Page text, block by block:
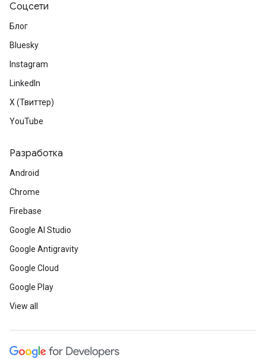
Соцсети
Блог
Bluesky
Instagram
LinkedIn
X (Твиттер)
YouTube
Разработка
Android
Chrome
Firebase
Google AI Studio
Google Antigravity
Google Cloud
Google Play
View all